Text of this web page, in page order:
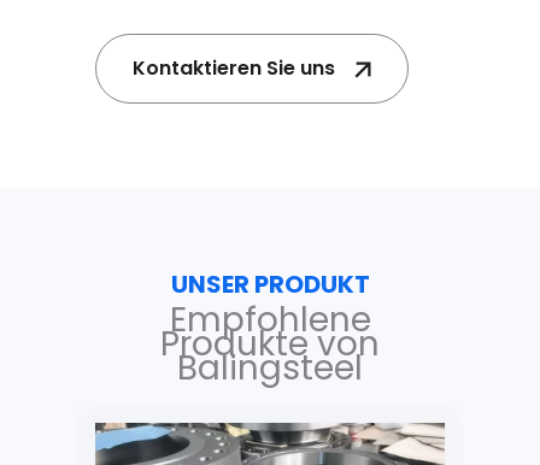
Kontaktieren Sie uns
UNSER PRODUKT
Empfohlene
Produkte von
Balingsteel